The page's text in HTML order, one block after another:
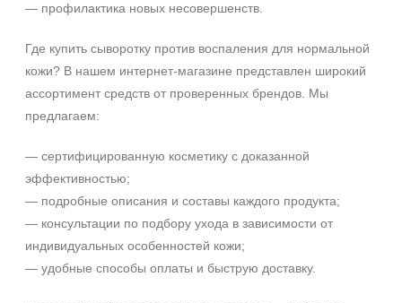
— профилактика новых несовершенств.
Где купить сыворотку против воспаления для нормальной
кожи? В нашем интернет-магазине представлен широкий
ассортимент средств от проверенных брендов. Мы
предлагаем:
— сертифицированную косметику с доказанной
эффективностью;
— подробные описания и составы каждого продукта;
— консультации по подбору ухода в зависимости от
индивидуальных особенностей кожи;
— удобные способы оплаты и быструю доставку.